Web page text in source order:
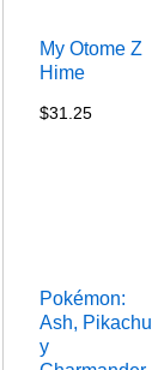
My Otome Z
Hime
$31.25
Pokémon:
Ash, Pikachu
y